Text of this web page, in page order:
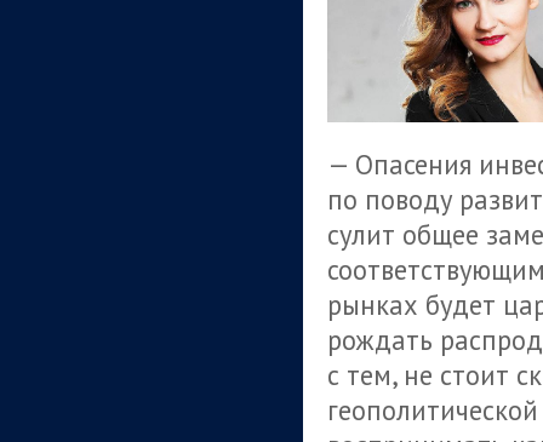
— Опасения
по поводу
сулит общее
рынках будет
рождать
с тем, не стоит